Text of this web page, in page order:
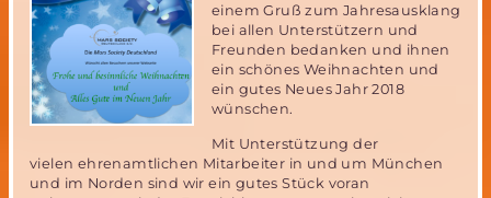
einem Gruß zum Jahresausklang
bei allen Unterstützern und
Freunden bedanken und ihnen
ein schönes Weihnachten und
ein gutes Neues Jahr 2018
wünschen.
Mit Unterstützung der
vielen ehrenamtlichen Mitarbeiter in und um München
und im Norden sind wir ein gutes Stück voran